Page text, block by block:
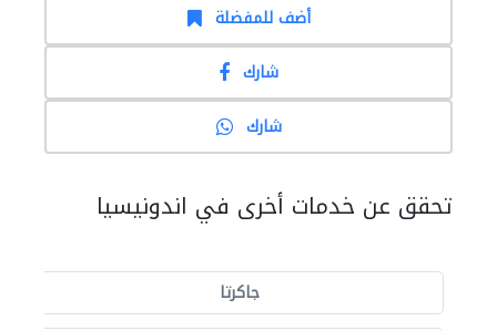
أضف للمفضلة
شارك
شارك
تحقق عن خدمات أخرى في اندونيسيا
جاكرتا